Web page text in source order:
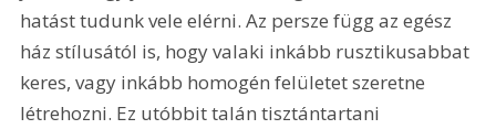
hatást tudunk vele elérni. Az persze függ az egész
ház stílusától is, hogy valaki inkább rusztikusabbat
keres, vagy inkább homogén felületet szeretne
létrehozni. Ez utóbbit talán tisztántartani